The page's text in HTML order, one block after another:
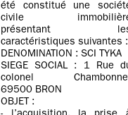
été constitué une
civile
présentant
caractéristiques suivantes :
DENOMINATION : SCI TYKA
SIEGE SOCIAL : 1 Rue
colonel
69500 BRON
OBJET :